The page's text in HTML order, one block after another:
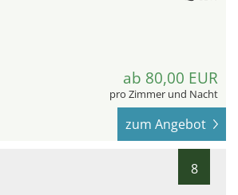
ab 80,00 EUR
pro Zimmer und Nacht
zum Angebot
8